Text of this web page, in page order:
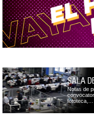
SALA
Notas de
fototeca,…